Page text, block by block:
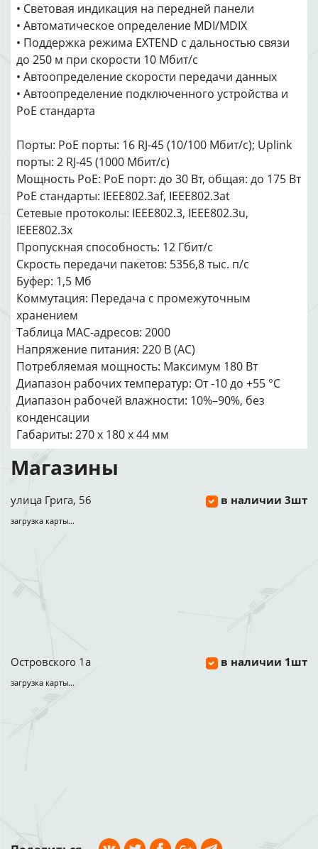
• Световая индикация на передней панели
• Автоматическое определение MDI/MDIX
• Поддержка режима EXTEND с дальностью связи
до 250 м при скорости 10 Мбит/с
• Автоопределение скорости передачи данных
• Автоопределение подключенного устройства и
PoE стандарта
Порты: PoE порты: 16 RJ-45 (10/100 Мбит/с); Uplink
порты: 2 RJ-45 (1000 Мбит/с)
Мощность PoE: PoE порт: до 30 Вт, общая: до 175 Вт
PoE стандарты: IEEE802.3af, IEEE802.3at
Сетевые протоколы: IEEE802.3, IEEE802.3u,
IEEE802.3x
Пропускная способность: 12 Гбит/с
Скрость передачи пакетов: 5356,8 тыс. п/с
Буфер: 1,5 Мб
Коммутация: Передача с промежуточным
хранением
Таблица MAC-адресов: 2000
Напряжение питания: 220 В (AC)
Потребляемая мощность: Максимум 180 Вт
Диапазон рабочих температур: От -10 до +55 °С
Диапазон рабочей влажности: 10%–90%, без
конденсации
Габариты: 270 х 180 х 44 мм
Магазины
улица Грига, 56 в наличии 3шт
загрузка карты...
Островского 1а в наличии 1шт
загрузка карты...